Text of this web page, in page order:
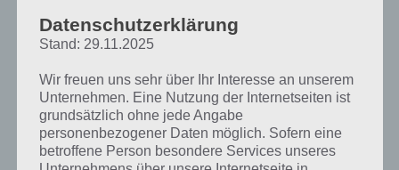
Datenschutzerklärung
Stand: 29.11.2025
Wir freuen uns sehr über Ihr Interesse an unserem
Unternehmen. Eine Nutzung der Internetseiten ist
grundsätzlich ohne jede Angabe
personenbezogener Daten möglich. Sofern eine
betroffene Person besondere Services unseres